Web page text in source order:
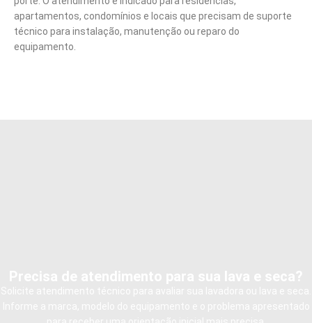
apartamentos, condomínios e locais que precisam de suporte
técnico para instalação, manutenção ou reparo do
equipamento.